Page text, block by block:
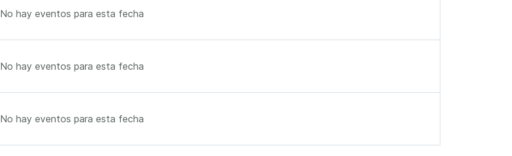
No hay eventos para esta fecha
No hay eventos para esta fecha
No hay eventos para esta fecha